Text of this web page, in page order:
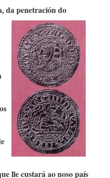
da penetración do
lle custará ao noso país